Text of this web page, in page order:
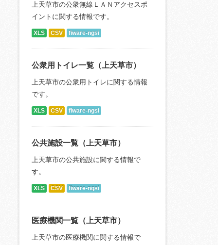
上天草市の公衆無線ＬＡＮアクセスポ
イントに関する情報です。
XLS CSV fiware-ngsi
公衆用トイレ一覧（上天草市）
上天草市の公衆用トイレに関する情報
です。
XLS CSV fiware-ngsi
公共施設一覧（上天草市）
上天草市の公共施設に関する情報で
す。
XLS CSV fiware-ngsi
医療機関一覧（上天草市）
上天草市の医療機関に関する情報で